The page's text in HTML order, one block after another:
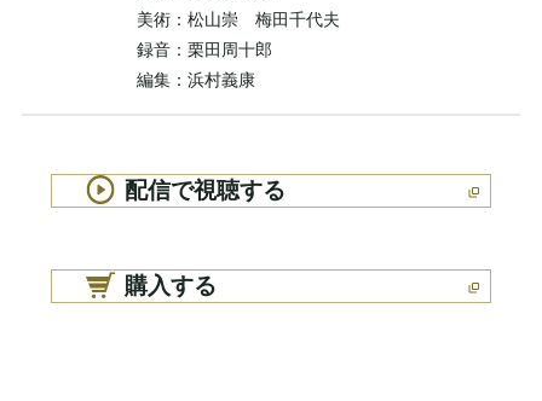
美術：松山崇 梅田千代夫
録音：栗田周十郎
編集：浜村義康
配信で視聴する
購入する